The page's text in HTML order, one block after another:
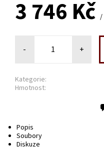
3 746 Kč /
- +
Kategorie:
Hmotnost:
Popis
Soubory
Diskuze